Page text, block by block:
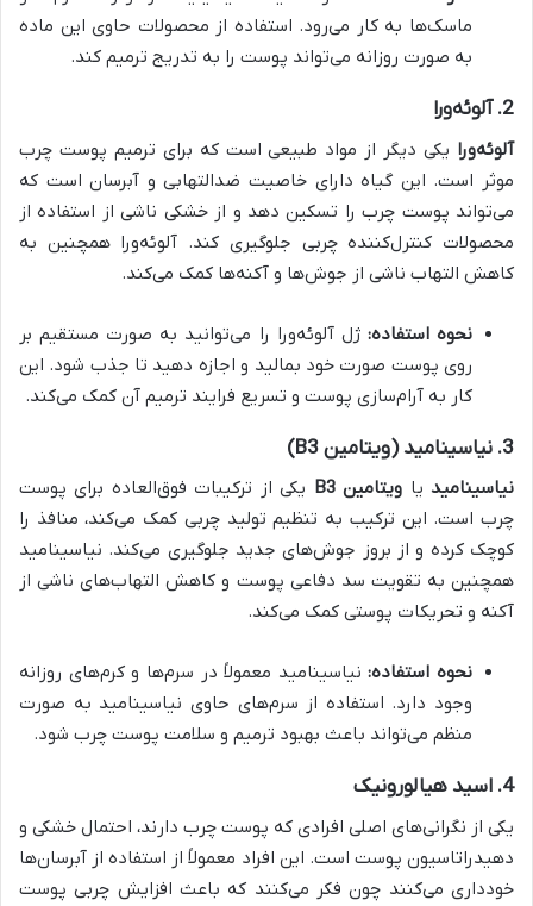
ماسک‌ها به کار می‌رود. استفاده از محصولات حاوی این ماده
به صورت روزانه می‌تواند پوست را به تدریج ترمیم کند.
2. آلوئه‌ورا
آلوئه‌ورا یکی دیگر از مواد طبیعی است که برای ترمیم پوست چرب
موثر است. این گیاه دارای خاصیت ضدالتهابی و آبرسان است که
می‌تواند پوست چرب را تسکین دهد و از خشکی ناشی از استفاده از
محصولات کنترل‌کننده چربی جلوگیری کند. آلوئه‌ورا همچنین به
کاهش التهاب ناشی از جوش‌ها و آکنه‌ها کمک می‌کند.
نحوه استفاده: ژل آلوئه‌ورا را می‌توانید به صورت مستقیم بر
روی پوست صورت خود بمالید و اجازه دهید تا جذب شود. این
کار به آرام‌سازی پوست و تسریع فرایند ترمیم آن کمک می‌کند.
3. نیاسینامید (ویتامین B3)
نیاسینامیدیا ویتامین B3
یکی از ترکیبات فوق‌العاده برای پوست
چرب است. این ترکیب به تنظیم تولید چربی کمک می‌کند، منافذ را
کوچک کرده و از بروز جوش‌های جدید جلوگیری می‌کند. نیاسینامید
همچنین به تقویت سد دفاعی پوست و کاهش التهاب‌های ناشی از
آکنه و تحریکات پوستی کمک می‌کند.
نحوه استفاده:نیاسینامید معمولاً در سرم‌ها و کرم‌های روزانه
وجود دارد. استفاده از سرم‌های حاوی نیاسینامید به صورت
منظم می‌تواند باعث بهبود ترمیم و سلامت پوست چرب شود.
4. اسید هیالورونیک
یکی از نگرانی‌های اصلی افرادی که پوست چرب دارند، احتمال خشکی و
دهیدراتاسیون پوست است. این افراد معمولاً از استفاده از آبرسان‌ها
خودداری می‌کنند چون فکر می‌کنند که باعث افزایش چربی پوست